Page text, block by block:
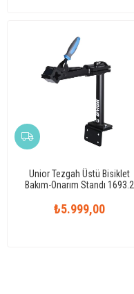
Unior Tezgah Üstü Bisiklet
Bakım-Onarım Standı 1693.2
₺5.999,00